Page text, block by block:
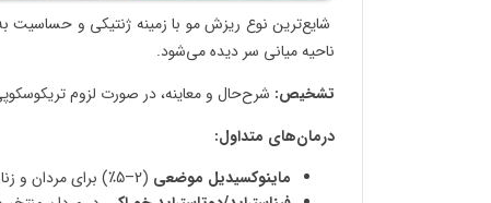
شایع‌ترین نوع ریزش مو با زمینه ژنتیکی و حساسیت
ناحیه میانی سر دیده می‌شود.
تشخیص: شرح‌حال و معاینه، در صورت لزوم
درمان‌های متداول:
ماینوکسیدیل موضعی (2–5٪) برای مردان و زنان.